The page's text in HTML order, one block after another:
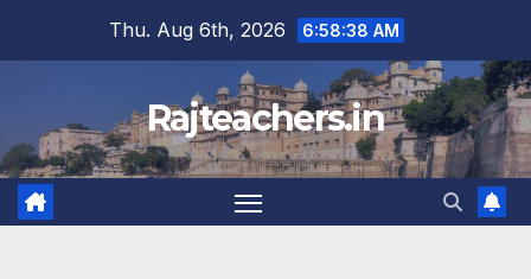
Thu. Aug 6th, 2026 6:58:39 AM
Rajteachers.in